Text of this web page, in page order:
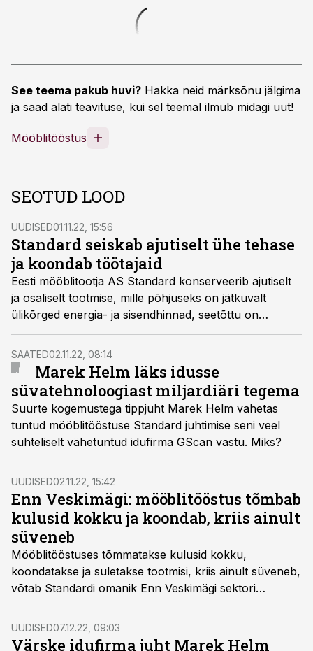
See teema pakub huvi? Hakka neid märksõnu jälgima
ja saad alati teavituse, kui sel teemal ilmub midagi uut!
Mööblitööstus
SEOTUD LOOD
UUDISED01.11.22, 15:56
Standard seiskab ajutiselt ühe tehase
ja koondab töötajaid
Eesti mööblitootja AS Standard konserveerib ajutiselt
ja osaliselt tootmise, mille põhjuseks on jätkuvalt
ülikõrged energia- ja sisendhinnad, seetõttu on
vähenenud välisturgude nõudlus jätkusuutlikuks
tootmiseks sobivate hindadega.
SAATED02.11.22, 08:14
Marek Helm läks idusse
süvatehnoloogiast miljardiäri tegema
Suurte kogemustega tippjuht Marek Helm vahetas
tuntud mööblitööstuse Standard juhtimise seni veel
suhteliselt vähetuntud idufirma GScan vastu. Miks?
UUDISED02.11.22, 15:42
Enn Veskimägi: mööblitööstus tõmbab
kulusid kokku ja koondab, kriis ainult
süveneb
Mööblitööstuses tõmmatakse kulusid kokku,
koondatakse ja suletakse tootmisi, kriis ainult süveneb,
võtab Standardi omanik Enn Veskimägi sektori
olukorra kokku.
UUDISED07.12.22, 09:03
Värske idufirma juht Marek Helm